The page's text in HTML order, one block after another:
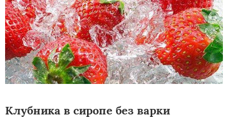
Клубника в сиропе без варки